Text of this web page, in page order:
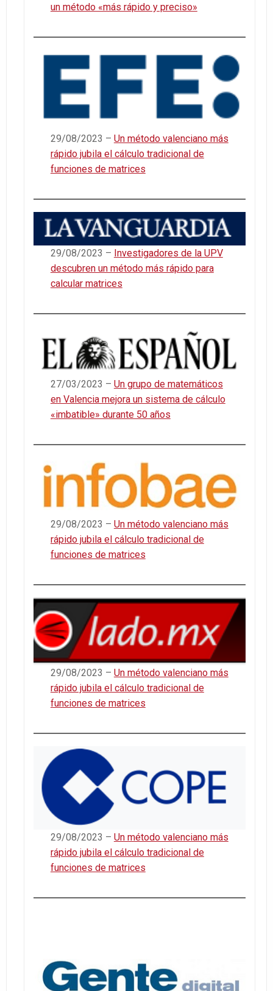
un método «más rápido y preciso»
29/08/2023 – Un método valenciano más
rápido jubila el cálculo tradicional de
funciones de matrices
29/08/2023 – Investigadores de la UPV
descubren un método más rápido para
calcular matrices
27/03/2023 – Un grupo de matemáticos
en Valencia mejora un sistema de cálculo
«imbatible» durante 50 años
29/08/2023 – Un método valenciano más
rápido jubila el cálculo tradicional de
funciones de matrices
29/08/2023 – Un método valenciano más
rápido jubila el cálculo tradicional de
funciones de matrices
29/08/2023 – Un método valenciano más
rápido jubila el cálculo tradicional de
funciones de matrices